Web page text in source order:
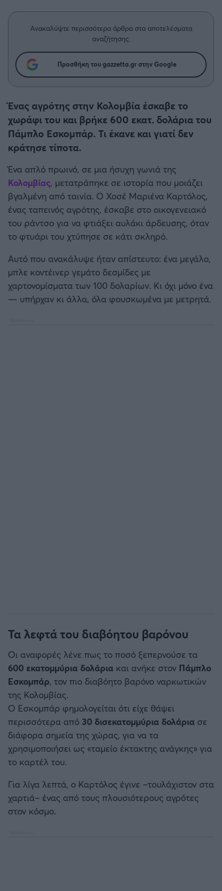
Άρης
ΟΦΗ
Ατρόμητος Αθηνών
Κηφισιά
Αστέρας Τρίπολης
Παναιτωλικός
Καλαμάτα
Ηρακλής
Μπαρτσελόνα
Μια Ιστορία από την Πόλη
Ανακαλύψτε περισσότερα άρθρα στα αποτελέσματα
αναζήτησης.
Προσθήκη του gazzetta.gr στην Google
Ένας αγρότης στην Κολομβία έσκαβε το
χωράφι του και βρήκε 600 εκατ. δολάρια του
Πάμπλο Εσκομπάρ. Τι έκανε και γιατί δεν
κράτησε τίποτα.
Ένα απλό πρωινό, σε μια ήσυχη γωνιά της
Κολομβίας, μετατράπηκε σε ιστορία που μοιάζει
βγαλμένη από ταινία. Ο Χοσέ Μαριένα Καρτόλος,
ένας ταπεινός αγρότης, έσκαβε στο οικογενειακό
του ράντσο για να φτιάξει αυλάκι άρδευσης, όταν
το φτυάρι του χτύπησε σε κάτι σκληρό.
Αυτό που ανακάλυψε ήταν απίστευτο: ένα μεγάλο,
μπλε κοντέινερ γεμάτο δεσμίδες με
χαρτονομίσματα των 100 δολαρίων. Κι όχι μόνο ένα
— υπήρχαν κι άλλα, όλα φουσκωμένα με μετρητά.
Τα λεφτά του διαβόητου βαρόνου
Οι αναφορές λένε πως το ποσό ξεπερνούσε τα
600 εκατομμύρια δολάρια και ανήκε στον Πάμπλο
Εσκομπάρ, τον πιο διαβόητο βαρόνο ναρκωτικών
της Κολομβίας.
Ο Εσκομπάρ φημολογείται ότι είχε θάψει
περισσότερα από 30 δισεκατομμύρια δολάρια σε
διάφορα σημεία της χώρας, για να τα
χρησιμοποιήσει ως «ταμείο έκτακτης ανάγκης» για
το καρτέλ του.
Για λίγα λεπτά, ο Καρτόλος έγινε –τουλάχιστον στα
χαρτιά– ένας από τους πλουσιότερους αγρότες
στον κόσμο.